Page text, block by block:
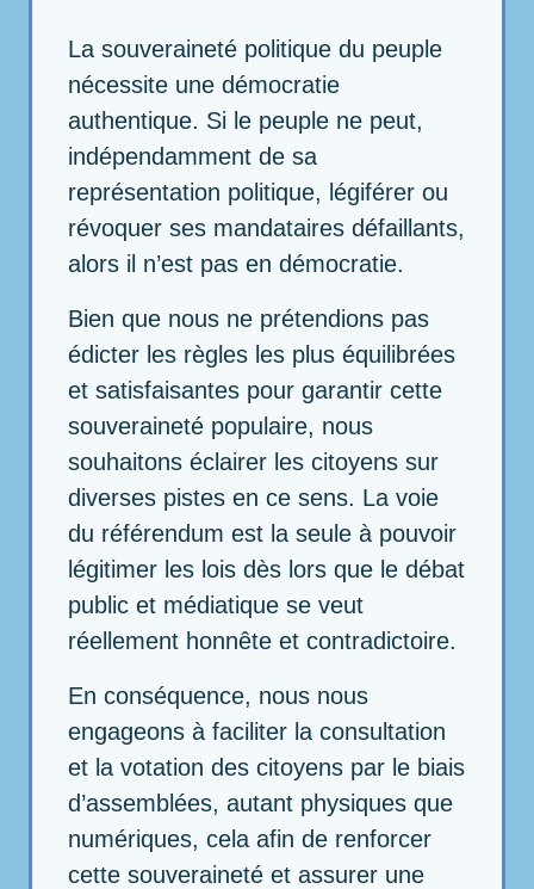
La souveraineté politique du peuple
nécessite une démocratie
authentique. Si le peuple ne peut,
indépendamment de sa
représentation politique, légiférer ou
révoquer ses mandataires défaillants,
alors il n’est pas en démocratie.
Bien que nous ne prétendions pas
édicter les règles les plus équilibrées
et satisfaisantes pour garantir cette
souveraineté populaire, nous
souhaitons éclairer les citoyens sur
diverses pistes en ce sens. La voie
du référendum est la seule à pouvoir
légitimer les lois dès lors que le débat
public et médiatique se veut
réellement honnête et contradictoire.
En conséquence, nous nous
engageons à faciliter la consultation
et la votation des citoyens par le biais
d’assemblées, autant physiques que
numériques, cela afin de renforcer
cette souveraineté et assurer une